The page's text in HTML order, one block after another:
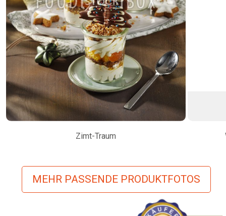
Zimt-Traum
MEHR PASSENDE PRODUKTFOTOS